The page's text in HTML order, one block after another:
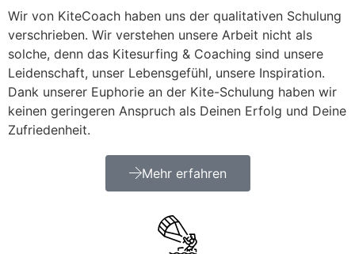
Wir von KiteCoach haben uns der qualitativen Schulung
verschrieben. Wir verstehen unsere Arbeit nicht als
solche, denn das Kitesurfing & Coaching sind unsere
Leidenschaft, unser Lebensgefühl, unsere Inspiration.
Dank unserer Euphorie an der Kite-Schulung haben wir
keinen geringeren Anspruch als Deinen Erfolg und Deine
Zufriedenheit.
Mehr erfahren